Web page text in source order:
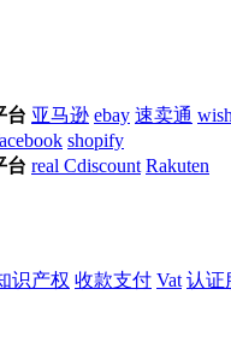
台 亚马逊 ebay 速卖通 wish
shopify
台 real Cdiscount Rakuten
识产权 收款支付 Vat 认证